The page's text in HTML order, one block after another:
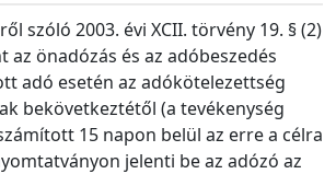
szóló 2003. évi XCII. törvény 19. § (2)
az önadózás és az adóbeszedés
adó esetén az adókötelezettség
bekövetkeztétől (a tevékenység
15 napon belül az erre a célra
jelenti be az adózó az